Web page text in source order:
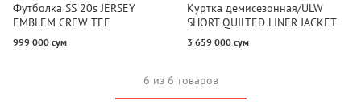
Футболка SS 20s JERSEY
EMBLEM CREW TEE
999 000 сум
Куртка демисезонная/ULW
SHORT QUILTED LINER JACKET
3 659 000 сум
6 из 6 товаров